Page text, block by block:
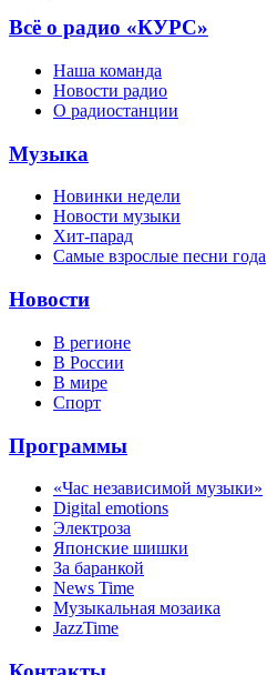
Всё о радио «КУРС»
Наша команда
Новости радио
О радиостанции
Музыка
Новинки недели
Новости музыки
Хит-парад
Самые взрослые песни года
Новости
В регионе
В России
В мире
Спорт
Программы
«Час независимой музыки»
Digital emotions
Электроза
Японскиe шишки
За баранкой
News Time
Музыкальная мозаика
JazzTime